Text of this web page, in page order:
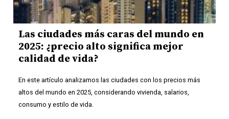
Las ciudades más caras del mundo en
2025: ¿precio alto significa mejor
calidad de vida?
En este artículo analizamos las ciudades con los precios más
altos del mundo en 2025, considerando vivienda, salarios,
consumo y estilo de vida.